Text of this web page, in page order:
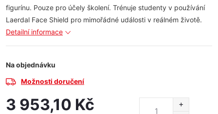
figurínu. Pouze pro účely školení. Trénuje studenty v používání
Laerdal Face Shield pro mimořádné události v reálném životě.
Detailní informace
Na objednávku
Možnosti doručení
3 953,10 Kč